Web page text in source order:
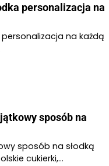
personalizacja na
personalizacja na każdą
sposób na
sposób na słodką
cukierki,…